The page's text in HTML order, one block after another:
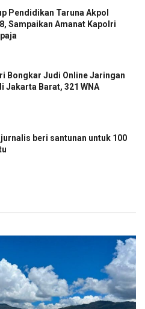
Pendidikan Taruna Akpol
Sampaikan Amanat Kapolri
Bongkar Judi Online Jaringan
Jakarta Barat, 321 WNA
beri santunan untuk 100